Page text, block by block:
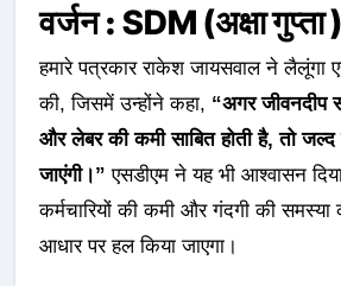
वर्जन : SDM (अक्षा गुप्ता )
हमारे पत्रकार राकेश जायसवाल ने लैलूंगा
की, जिसमें उन्होंने कहा, “अगर जीवनदीप
और लेबर की कमी साबित होती है, तो जल्द
जाएंगी।” एसडीएम ने यह भी आश्वासन
कर्मचारियों की कमी और गंदगी की समस्या
आधार पर हल किया जाएगा।